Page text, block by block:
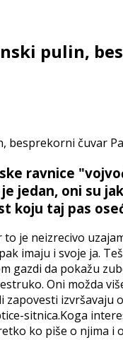
pulin,
ravnice
jedan, oni su
koju taj pas
je neizrecivo
imaju i svoje ja.
gazdi da pokažu
Oni možda
zapovesti
sitnica.Koga
ko piše o njima i